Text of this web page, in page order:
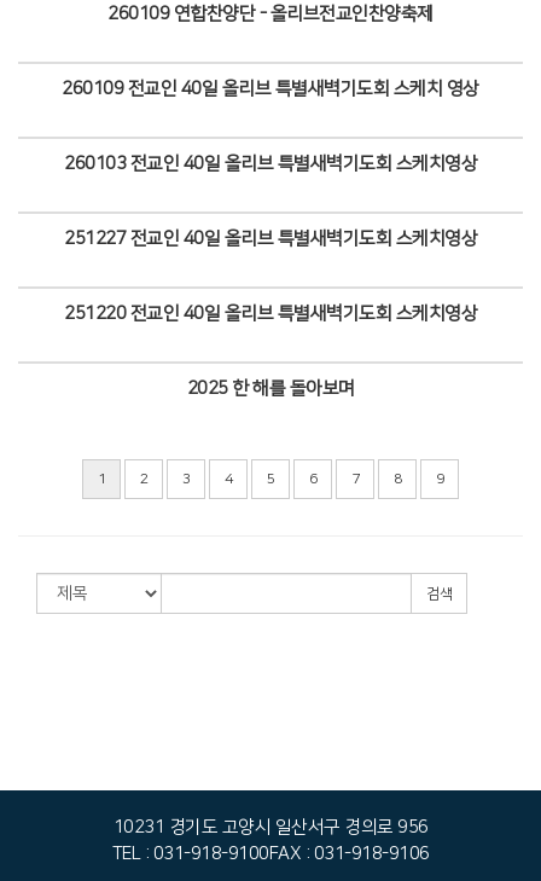
260109 연합찬양단 - 올리브전교인찬양축제
260109 전교인 40일 올리브 특별새벽기도회 스케치 영상
260103 전교인 40일 올리브 특별새벽기도회 스케치영상
251227 전교인 40일 올리브 특별새벽기도회 스케치영상
251220 전교인 40일 올리브 특별새벽기도회 스케치영상
2025 한 해를 돌아보며
1 2 3 4 5 6 7 8 9
검색
10231 경기도 고양시 일산서구 경의로 956
TEL : 031-918-9100FAX : 031-918-9106